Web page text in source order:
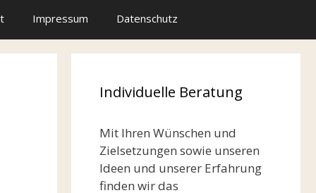
Impressum Datenschutz
Individuelle Beratung
Mit Ihren Wünschen und
Zielsetzungen sowie unseren
Ideen und unserer Erfahrung
finden wir das